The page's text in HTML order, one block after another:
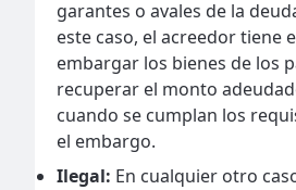
garantes o avales de la
este caso, el acreedor tiene
embargar los bienes de los
recuperar el monto
cuando se cumplan los
el embargo.
Ilegal: En cualquier otro